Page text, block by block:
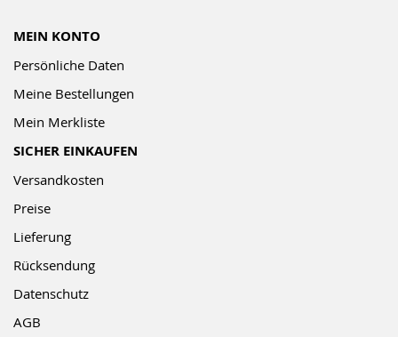
MEIN KONTO
Persönliche Daten
Meine Bestellungen
Mein Merkliste
SICHER EINKAUFEN
Versandkosten
Preise
Lieferung
Rücksendung
Datenschutz
AGB